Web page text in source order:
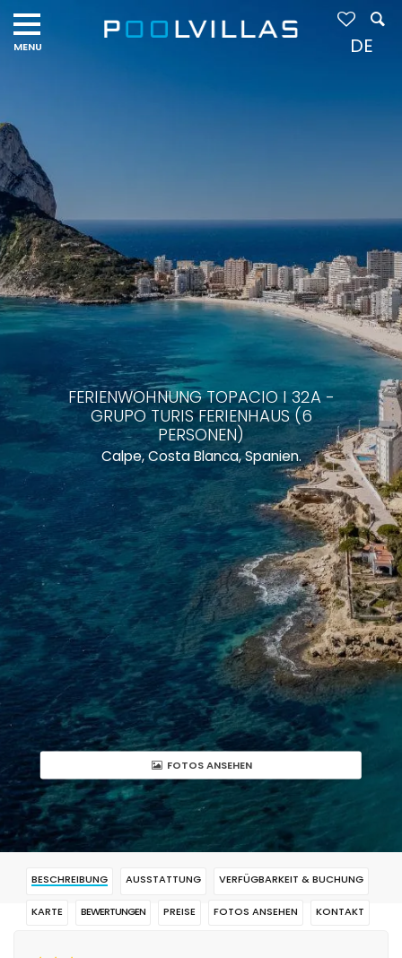
FERIENWOHNUNG TOPACIO I 32A -
GRUPO TURIS FERIENHAUS (6
PERSONEN)
Calpe, Costa Blanca, Spanien.
FOTOS ANSEHEN
BESCHREIBUNG AUSSTATTUNG VERFÜGBARKEIT & BUCHUNG
KARTE BEWERTUNGEN PREISE FOTOS ANSEHEN KONTAKT
DE